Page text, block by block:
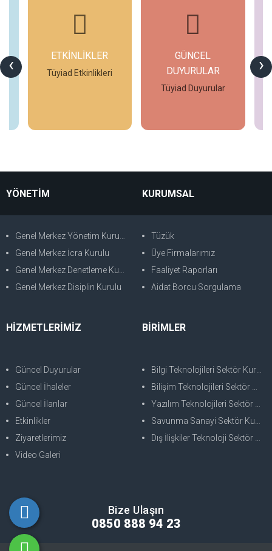
‹ ›
ETKİNLİKLER
Tüyiad Etkinlikleri
GÜNCEL
DUYURULAR
Tüyiad Duyurular
YÖNETİM
Genel Merkez Yönetim Kurulu
Genel Merkez İcra Kurulu
Genel Merkez Denetleme Kurulu
Genel Merkez Disiplin Kurulu
KURUMSAL
Tüzük
Üye Firmalarımız
Faaliyet Raporları
Aidat Borcu Sorgulama
HİZMETLERİMİZ
Güncel Duyurular
Güncel İhaleler
Güncel İlanlar
Etkinlikler
Ziyaretlerimiz
Video Galeri
BİRİMLER
Bilgi Teknolojileri Sektör Kurulu
Bilişim Teknolojileri Sektör Kurulu
Yazılım Teknolojileri Sektör Kurulu
Savunma Sanayi Sektör Kurulu
Dış İlişkiler Teknoloji Sektör Kurulu
Bize Ulaşın
0850 888 94 23